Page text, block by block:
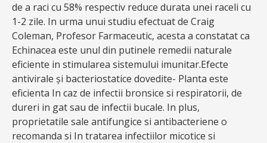
de a raci cu 58% respectiv reduce durata unei raceli cu
1-2 zile. In urma unui studiu efectuat de Craig
Coleman, Profesor Farmaceutic, acesta a constatat ca
Echinacea este unul din putinele remedii naturale
eficiente in stimularea sistemului imunitar.Efecte
antivirale și bacteriostatice dovedite- Planta este
eficienta In caz de infectii bronsice si respiratorii, de
dureri in gat sau de infectii bucale. In plus,
proprietatile sale antifungice si antibacteriene o
recomanda si In tratarea infectiilor micotice si